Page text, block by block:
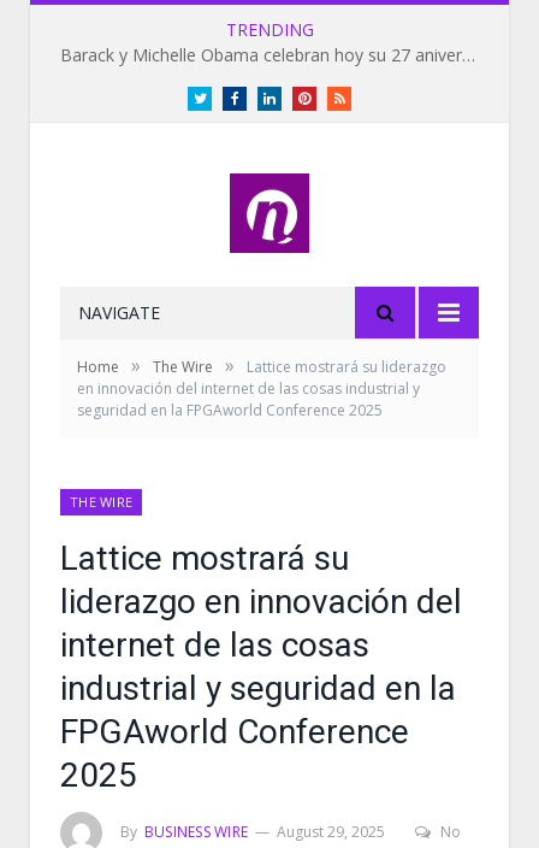
TRENDING
Barack y Michelle Obama celebran hoy su 27 aniversario de bodas
TwitterFacebookLinkedInPinterestRSS
NAVIGATE
Home » The Wire »
Lattice mostrará su liderazgo
en innovación del internet de las cosas industrial y
seguridad en la FPGAworld Conference 2025
THE WIRE
Lattice mostrará su
liderazgo en innovación del
internet de las cosas
industrial y seguridad en la
FPGAworld Conference
2025
By BUSINESS WIRE August 29, 2025
No